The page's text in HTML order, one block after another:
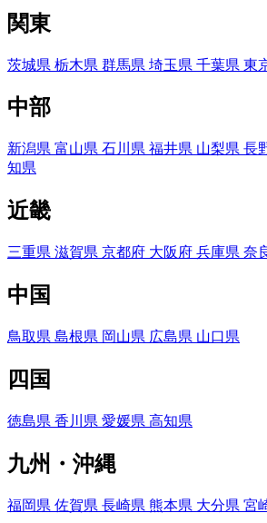
関東
茨城県 栃木県 群馬県 埼玉県 千葉県 東
中部
新潟県 富山県 石川県 福井県 山梨県 長
知県
近畿
三重県 滋賀県 京都府 大阪府 兵庫県 奈
中国
鳥取県 島根県 岡山県 広島県 山口県
四国
徳島県 香川県 愛媛県 高知県
九州・沖縄
福岡県 佐賀県 長崎県 熊本県 大分県 宮